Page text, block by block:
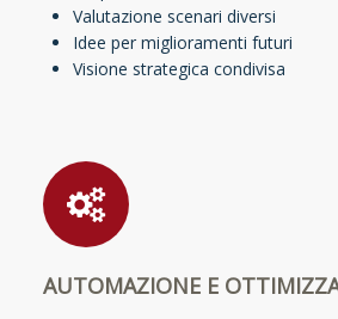
Valutazione scenari diversi
Idee per miglioramenti futuri
Visione strategica condivisa
AUTOMAZIONE E